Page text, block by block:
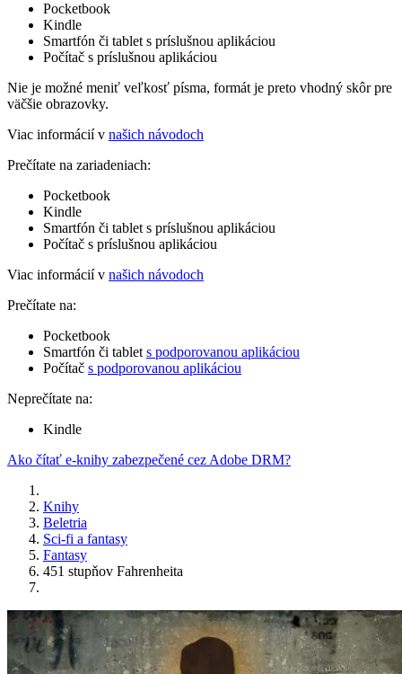
Pocketbook
Kindle
Smartfón či tablet s príslušnou aplikáciou
Počítač s príslušnou aplikáciou
Nie je možné meniť veľkosť písma, formát je preto vhodný skôr pre
väčšie obrazovky.
Viac informácií v našich návodoch
Prečítate na zariadeniach:
Pocketbook
Kindle
Smartfón či tablet s príslušnou aplikáciou
Počítač s príslušnou aplikáciou
Viac informácií v našich návodoch
Prečítate na:
Pocketbook
Smartfón či tablet s podporovanou aplikáciou
Počítač s podporovanou aplikáciou
Neprečítate na:
Kindle
Ako čítať e-knihy zabezpečené cez Adobe DRM?
Knihy
Beletria
Sci-fi a fantasy
Fantasy
451 stupňov Fahrenheita